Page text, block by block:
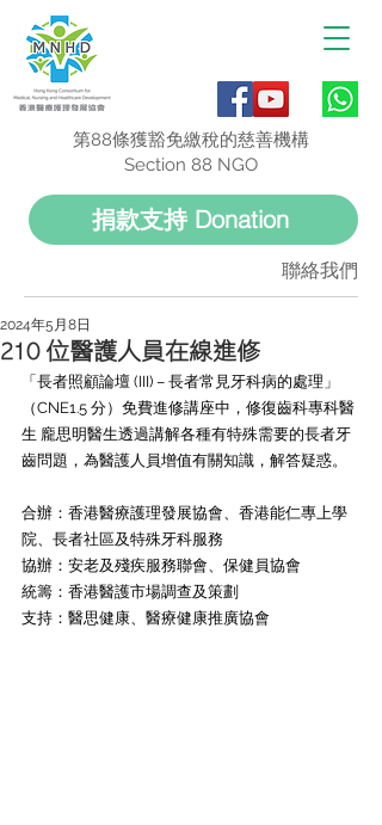
聯絡我們
捐款支持 Donation
第88條獲豁免繳稅的慈善機構
Section 88 NGO
210 位醫護人員在線進修
2024年5月8日
「長者照顧論壇 (III) – 長者常見牙科病的處理」
（CNE1.5 分）免費進修講座中，修復齒科專科醫
生 龐思明醫生透過講解各種有特殊需要的長者牙
齒問題，為醫護人員增值有關知識，解答疑惑。
合辦：香港醫療護理發展協會、香港能仁專上學
院、長者社區及特殊牙科服務
協辦：安老及殘疾服務聯會、保健員協會
統籌：香港醫護市場調查及策劃
支持：醫思健康、醫療健康推廣協會